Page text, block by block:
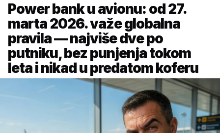
Power bank u avionu: od 27.
marta 2026. važe globalna
pravila — najviše dve po
putniku, bez punjenja tokom
leta i nikad u predatom koferu